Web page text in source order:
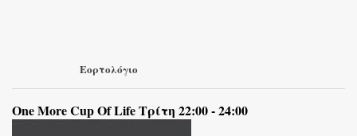
Εορτολόγιο
One More Cup Of Life Τρίτη 22:00 - 24:00